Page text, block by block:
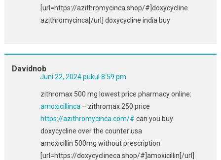
[url=https://azithromycinca.shop/#]doxycycline
azithromycinca[/url] doxycycline india buy
Davidnob
Juni 22, 2024 pukul 8:59 pm
zithromax 500 mg lowest price pharmacy online:
amoxicillinca – zithromax 250 price
https://azithromycinca.com/# can you buy
doxycycline over the counter usa
amoxicillin 500mg without prescription
[url=https://doxycyclineca.shop/#]amoxicillin[/url]